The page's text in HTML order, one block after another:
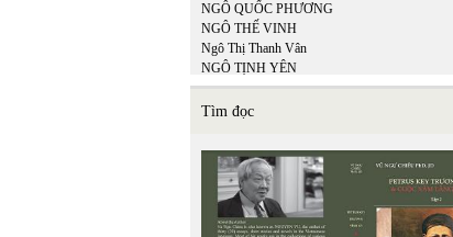
NGÔ QUỐC PHƯƠNG
NGÔ THẾ VINH
Ngô Thị Thanh Vân
NGÔ TỊNH YÊN
NGỌC HOÀI PHƯƠNG
Ngu Yên
NGƯỜI VIỆT ONLINE
NGUYỄN ĐÔNG GIANG
NGUYỄN THẠCH GIANG
Nguyễn Anh Thế
NGUYỄN BÍNH
Tìm đọc